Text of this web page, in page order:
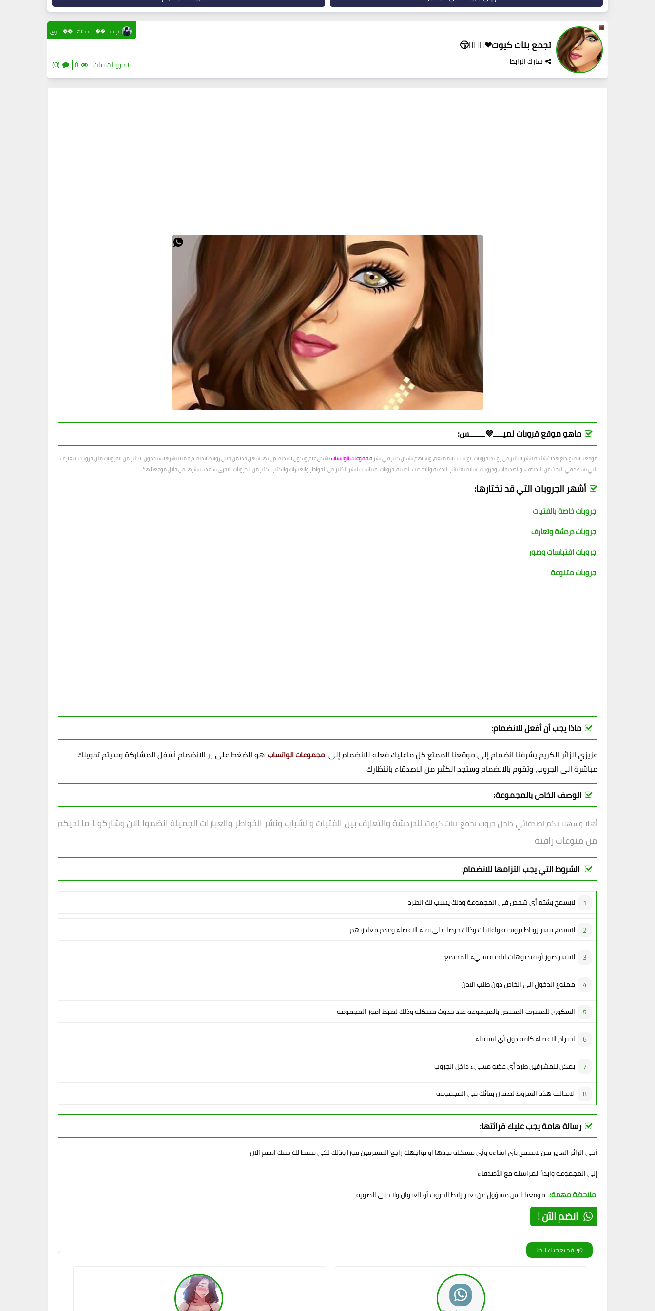
تجمع بنات كيوت❤👩‍❤️‍👩😚
شارك الرابط #جروبات بنات 0
(0)
نرجســـ��ــــية الهـــ��ــــوى
ماهو موقع قروبات لميـــــ💜ــــــــس:
موقعنا المتواضع هذا أنشئناه لنشر الكثير من روابط جروبات الواتساب الممتعة، ونساهم بشكل كبير في نشر مجموعات الواتساببشكل عام ويكون الانضمام إليها سهل جدا من خلال روابط انضمام قمنا بنشرها ستجدون الكثير من القروبات مثل جروبات التعارف
التي تساعد في البحث عن الاصدقاء والصديقات، وجروبات اسلامية لنشر الادعية والاحاديث الدينية، جروبات اقتباسات لنشر الكثير من الخواطر والعبارات والكثير الكثير من الجروبات الاخرى ساعدنا بنشرها من خلال موقعنا هذا
أشهر الجروبات التي قد تختارها:
جروبات خاصة بالفتيات
جروبات دردشة وتعارف
جروبات اقتباسات وصور
جروبات متنوعة
ماذا يجب أن أفعل للانضمام:
عزيزي الزائر الكريم يشرفنا انضمام إلى موقعنا الممتع كل ماعليك فعله للانضمام إلى مجموعات الواتساب هو الضغط على زر الانضمام أسفل المشاركة وسيتم تحويلك
مباشرة الى الجروب، وتقوم بالانضمام وستجد الكثير من الاصدقاء بانتظارك
الوصف الخاص بالمجموعة:
أهلا وسهلا بكم اصدقائي داخلجروبتجمع بنات كيوت للدردشة والتعارف بين الفتيات والشباب ونشر الخواطر والعبارات الجميلة انضموا الان وشاركونا ما لديكم
من منوعات راقية
الشروط التي يجب التزامها للانضمام:
لايسمح بشتم أي شخص في المجموعة وذلك يسبب لك الطرد
لايسمح بنشر روباط ترويجية واعلانات وذلك حرصا على بقاء الاعضاء وعدم مغادرتهم
لاتنشر صور أو فيديوهات اباحية تسيء للمجتمع
ممنوع الدخول الى الخاص دون طلب الاذن
الشكوى للمشرف المختص بالمجموعة عند حدوث مشكلة وذلك لضبط امور المجموعة
احترام الاعضاء كافة دون أي استثناء
يمكن للمشرفين طرد أي عضو مسيء داخل الجروب
لاتخالف هذه الشروط لضمان بقائك في المجموعة
رسالة هامة يجب عليك قرائتها:
أخي الزائر العزيز نحن لانسمح بأي اساءة وأي مشكلة تجدها او تواجهك راجع المشرفين فورا وذلك لكي نحفظ لك حقك انضم الان
إلى المجموعة وابدأ المراسلة مع الأصدقاء
ملاحظة مهمة: موقعنا ليس مسؤول عن تغير رابط الجروب أو العنوان ولا حتى الصورة
انضم الآن !
قد يعجبك ايضا